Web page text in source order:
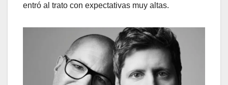
entró al trato con expectativas muy altas.